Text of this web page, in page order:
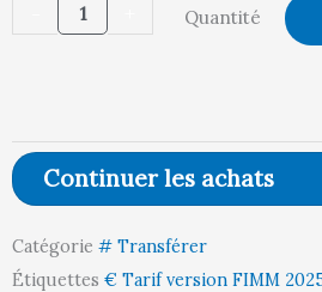
Desserte
avec
rebords
1000
Quantité
Continuer les achats
Catégorie # Transférer
Étiquettes € Tarif version FIMM